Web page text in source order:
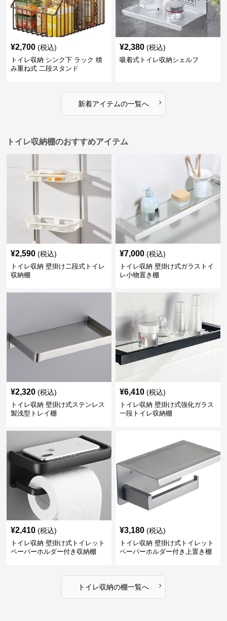
¥2,700 (税込)
トイレ収納 シンク下 ラック 積
み重ね式 二段スタンド
¥2,380 (税込)
吸着式トイレ収納シェルフ
新着アイテムの一覧へ ›
トイレ収納棚のおすすめアイテム
¥2,590 (税込)
トイレ収納 壁掛け二段式トイレ
収納棚
¥7,000 (税込)
トイレ収納 壁掛け式ガラストイ
レ小物置き棚
¥2,320 (税込)
トイレ収納 壁掛け式ステンレス
製浅型トレイ棚
¥6,410 (税込)
トイレ収納 壁掛け式強化ガラス
一段トイレ収納棚
¥2,410 (税込)
トイレ収納 壁掛け式トイレット
ペーパーホルダー付き収納棚
¥3,180 (税込)
トイレ収納 壁掛け式トイレット
ペーパーホルダー付き上置き棚
トイレ収納の棚一覧へ ›